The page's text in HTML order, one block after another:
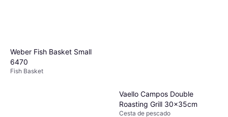
Weber Fish Basket Small
6470
Fish Basket
Vaello Campos Double
Roasting Grill 30x35cm
Cesta de pescado